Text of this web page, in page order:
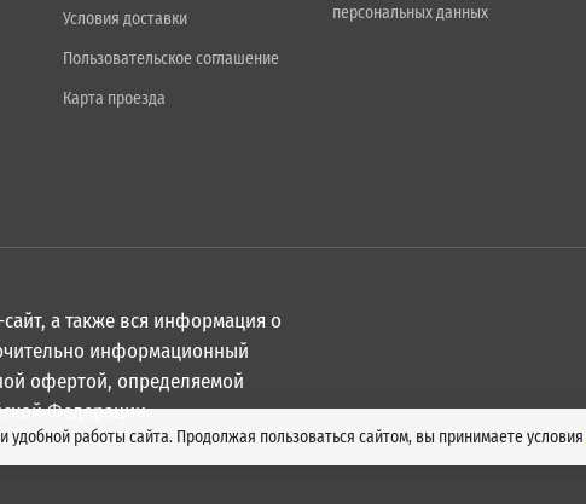
Условия доставки
Пользовательское соглашение
Карта проезда
персональных данных
а также вся информация о
информационный
офертой, определяемой
Федерации.
работы сайта. Продолжая пользоваться сайтом, вы принимаете условия